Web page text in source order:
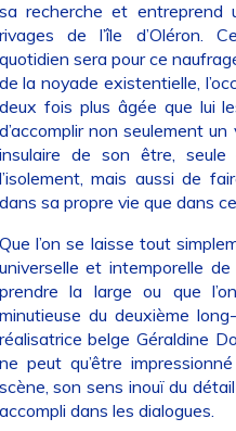
recherche et entreprend
de l’île d’Oléron.
sera pour ce
la noyade existentielle,
fois plus âgée que lui
non seulement
de son être,
mais aussi de
sa propre vie que dans
l’on se laisse tout
et intemporelle
la large ou que
du deuxième
belge Géraldine
peut qu’être
son sens inouï du
dans les dialogues.